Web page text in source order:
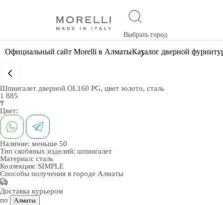
Выбрать город
Официальный сайт Morelli в АлматыКаталог дверной
Шпингалет дверной OL160 PG, цвет золото, сталь
1 885
₸
Цвет:
Наличие: меньше 50
Тип скобяных изделий: шпингалет
Материал: сталь
Коллекция: SIMPLE
Способы получения в городе Алматы
Доставка курьером
по
Алматы